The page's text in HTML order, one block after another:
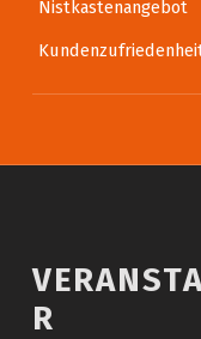
Nistkastenangebot
R